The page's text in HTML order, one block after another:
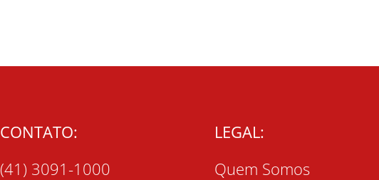
CONTATO:
(41) 3091-1000
LEGAL:
Quem Somos